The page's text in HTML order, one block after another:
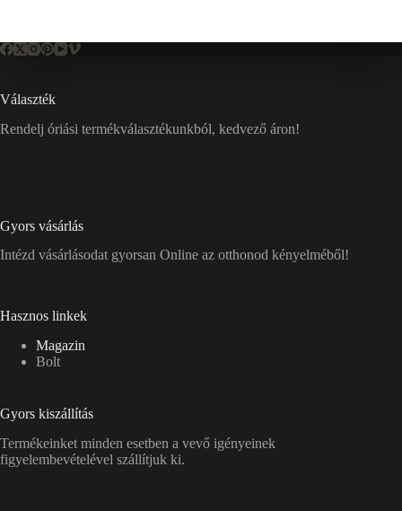
Választék
Rendelj óriási termékválasztékunkból, kedvező áron!
Gyors vásárlás
Intézd vásárlásodat gyorsan Online az otthonod kényelméből!
Hasznos linkek
Magazin
Bolt
Gyors kiszállítás
Termékeinket minden esetben a vevő igényeinek
figyelembevételével szállítjuk ki.